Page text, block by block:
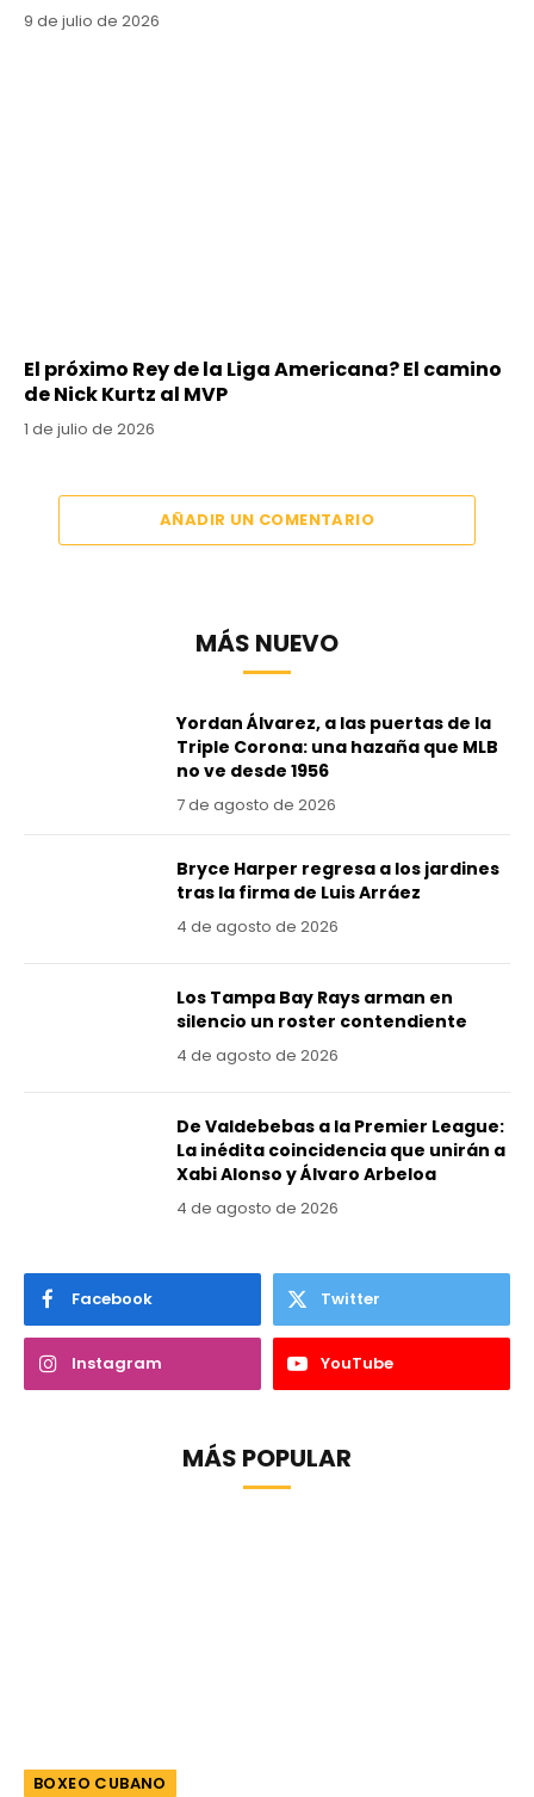
9 de julio de 2026
El próximo Rey de la Liga Americana? El camino
de Nick Kurtz al MVP
1 de julio de 2026
AÑADIR UN COMENTARIO
MÁS NUEVO
Yordan Álvarez, a las puertas de la
Triple Corona: una hazaña que MLB
no ve desde 1956
7 de agosto de 2026
Bryce Harper regresa a los jardines
tras la firma de Luis Arráez
4 de agosto de 2026
Los Tampa Bay Rays arman en
silencio un roster contendiente
4 de agosto de 2026
De Valdebebas a la Premier League:
La inédita coincidencia que unirán a
Xabi Alonso y Álvaro Arbeloa
4 de agosto de 2026
Facebook Twitter
Instagram YouTube
MÁS POPULAR
BOXEO CUBANO